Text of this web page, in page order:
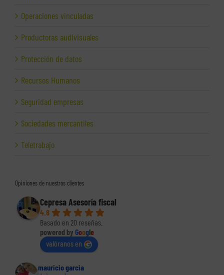
Operaciones vinculadas
Productoras audivisuales
Protección de datos
Recursos Humanos
Seguridad empresas
Sociedades mercantiles
Teletrabajo
Opiniones de nuestros clientes
Cepresa Asesoría fiscal
4.8
Basado en 20 reseñas.
powered by Google
valóranos en
mauricio garcia